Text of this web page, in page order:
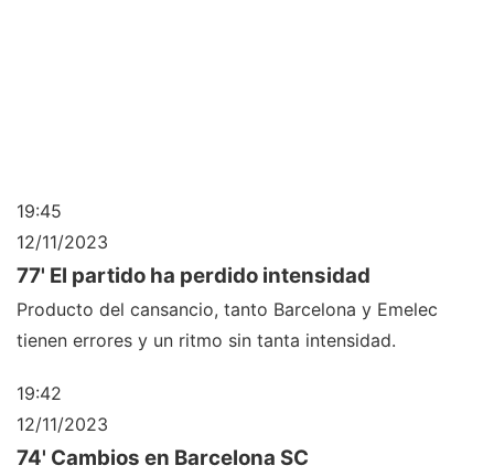
19:45
12/11/2023
77' El partido ha perdido intensidad
Producto del cansancio, tanto Barcelona y Emelec
tienen errores y un ritmo sin tanta intensidad.
19:42
12/11/2023
74' Cambios en Barcelona SC